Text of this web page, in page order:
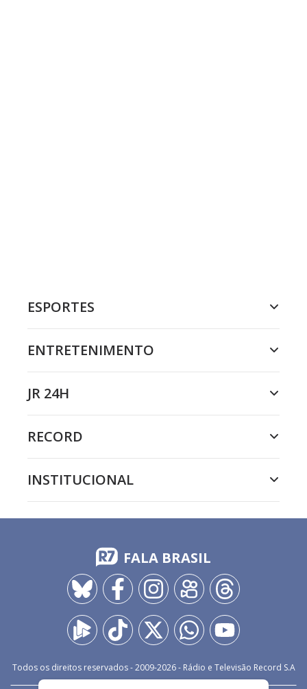
ESPORTES
ENTRETENIMENTO
JR 24H
RECORD
INSTITUCIONAL
FALA BRASIL
Todos os direitos reservados - 2009-2026- Rádio e Televisão Record S.A